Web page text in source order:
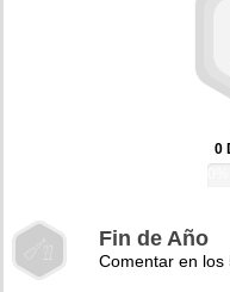
0
Fin de Año
Comentar en los